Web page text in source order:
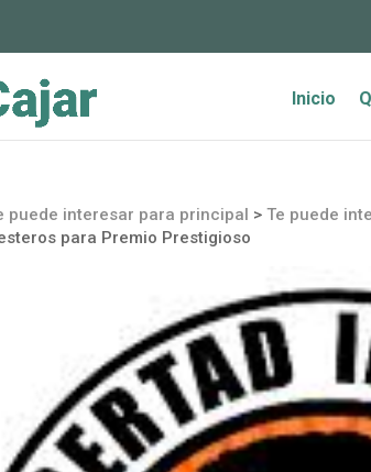
Inicio
puede interesar para principal >Te puede
para Premio Prestigioso